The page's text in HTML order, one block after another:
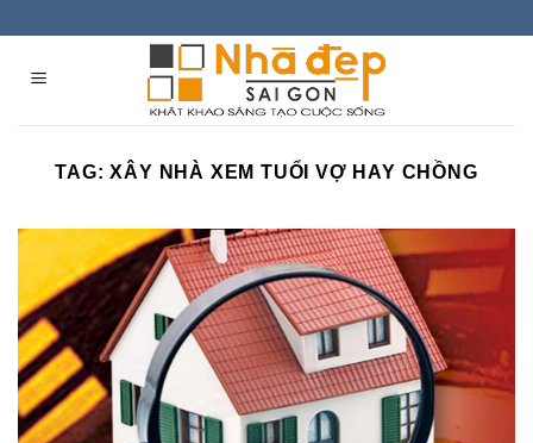
content
TAG:XÂY NHÀ XEM TUỔI VỢ HAY CHỒNG